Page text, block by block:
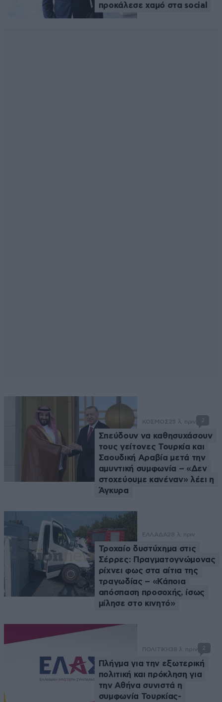
προκάλεσε χαμό στα social
ΚΟΣΜΟΣ25 λ. πριν 2
Σπεύδουν να καθησυχάσουν
τους γείτονες Τουρκία και
Σαουδική Αραβία μετά την
αμυντική συμφωνία – «Δεν
στοχεύουμε κανέναν» λέει η
Άγκυρα
ΕΛΛΑΔΑ28 λ. πριν
Τροχαίο δυστύχημα στις
Σέρρες: Πραγματογνώμονας
ρίχνει φως στα αίτια της
τραγωδίας – «Κάποια
απόσπαση προσοχής, ίσως
μίλησε στο κινητό»
ΠΟΛΙΤΙΚΗ38 λ. πριν 2
Πλήγμα για την εξωτερική
πολιτική και πρόκληση για
την Αθήνα συνιστά η
συμφωνία Τουρκίας-